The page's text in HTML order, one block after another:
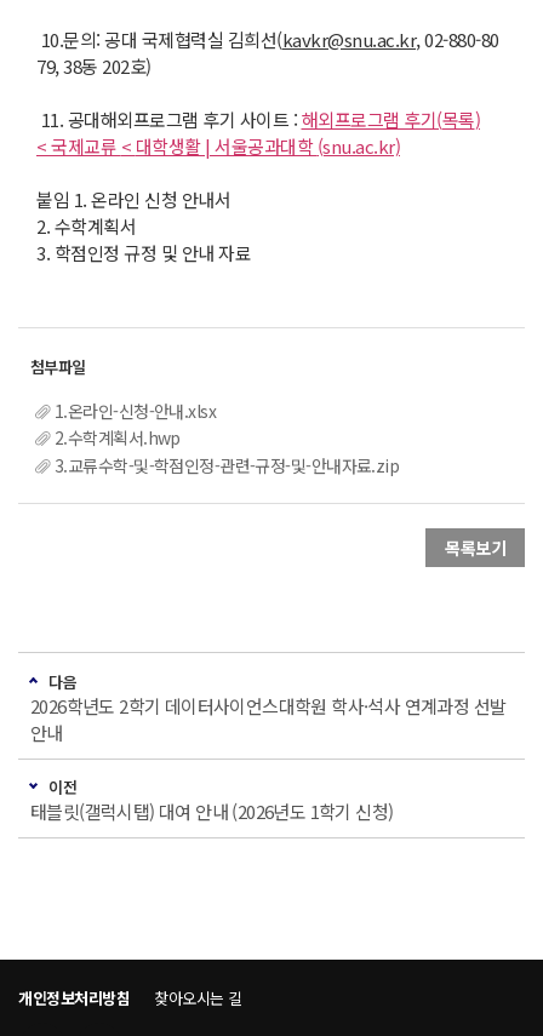
10.문의: 공대 국제협력실 김희선(kavkr@snu.ac.kr, 02-880-80
79, 38동 202호)
11. 공대해외프로그램 후기 사이트 :해외프로그램 후기(목록)
<국제교류 < 대학생활| 서울공과대학(snu.ac.kr)
붙임 1. 온라인 신청 안내서
2. 수학계획서
3. 학점인정 규정 및 안내 자료
1.온라인-신청-안내.xlsx
2.수학계획서.hwp
3.교류수학-및-학점인정-관련-규정-및-안내자료.zip
목록보기
다음
2026학년도 2학기 데이터사이언스대학원 학사·석사 연계과정 선발
안내
이전
태블릿(갤럭시탭) 대여 안내 (2026년도 1학기 신청)
개인정보처리방침 찾아오시는 길